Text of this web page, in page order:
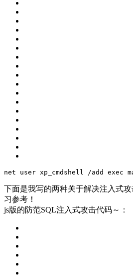
net user xp_cmdshell /add exec
下面是我写的两种关于解决注入式
习参考！
js版的防范SQL注入式攻击代码～：